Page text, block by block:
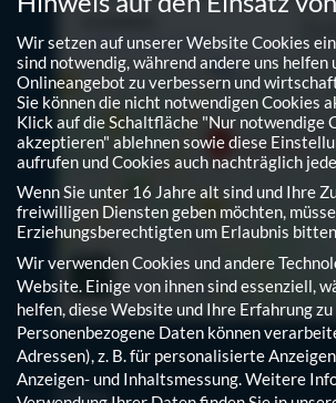
Infos
Wir setzen auf unserer Website Cookies
sind notwendig, während andere uns helfen
Onlineangebot zu verbessern und
Sie können die nicht notwendigen Cookies
Klick auf die Schaltfläche "Nur notwendige
akzeptieren" ablehnen sowie diese
aufrufen und Cookies auch nachträglich
Wenn Sie unter 16 Jahre alt sind und Ihre
freiwilligen Diensten geben möchten,
Erziehungsberechtigten um Erlaubnis
Wir verwenden Cookies und andere
Website. Einige von ihnen sind essenziell,
helfen, diese Website und Ihre Erfahrung
Personenbezogene Daten können
Adressen), z. B. für personalisierte
Anzeigen- und Inhaltsmessung.Weitere